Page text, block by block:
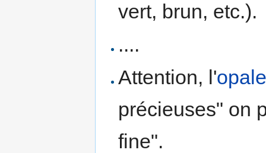
vert, brun, etc.).
....
Attention, l'
précieuses" on
fine".